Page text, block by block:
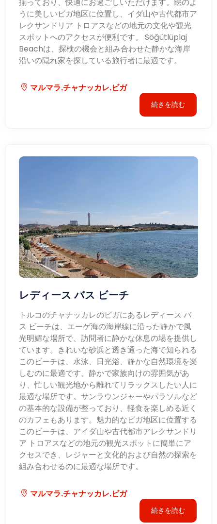
揃っており、快適にお過ごしいただけます。絵のよ
うに美しいビガ地区に位置し、イダ山や古代都市ア
レクサンドリア トロアスなどの地元の文化や観光
スポットへのアクセスが便利です。 Söğütlüplaj
Beachは、探検の機会と組み合わせた静かな海岸
沿いの隠れ家を探している旅行者に最適です。
マルマラ,チャナッカレ,ビガ
続きを読む
レディース バス ビーチ
トルコのチャナッカレのビガにあるレディース バ
ス ビーチは、エーゲ海の海岸線に沿った静かで風
光明媚な場所で、訪問者に静かな休息の場を提供し
ています。きれいな砂浜と透き通った海で知られる
このビーチは、水泳、日光浴、静かな自然環境を楽
しむのに最適です。静かで家族向けの雰囲気があ
り、忙しい観光地から離れてリラックスしたい人に
最適な場所です。サンラウンジャーやパラソルなど
の基本的な設備が整っており、軽食を楽しめる近く
のカフェもあります。魅力的なビガ地区に位置する
このビーチは、アイダ山や古代都市アレクサンドリ
ア トロアスなどの地元の観光スポットに簡単にア
クセスでき、レジャーと文化的および自然の探索を
組み合わせるのに最適な場所です。
マルマラ,チャナッカレ,ビガ
続きを読む